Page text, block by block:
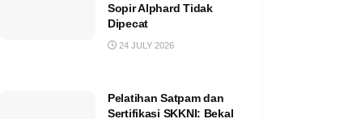
Sopir Alphard Tidak
Dipecat
24 JULY 2026
Pelatihan Satpam dan
Sertifikasi SKKNI: Bekal